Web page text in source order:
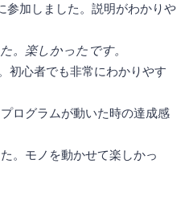
加しました。説明がわかりや
。楽しかったです。
初心者でも非常にわかりやす
ログラムが動いた時の達成感
。モノを動かせて楽しかっ